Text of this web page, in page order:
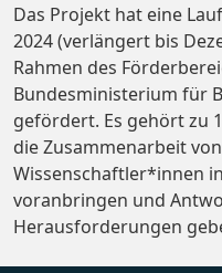
Das Projekt hat eine
2024 (verlängert bis
Rahmen des
Bundesministerium für
gefördert. Es gehört zu
die Zusammenarbeit
Wissenschaftler*innen
voranbringen und
Herausforderungen